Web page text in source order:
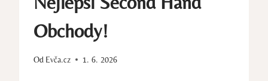
Obchody!
Od Evča.cz 1. 6. 2026